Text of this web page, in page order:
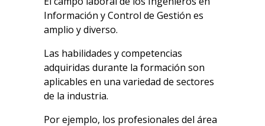
Información y Control de Gestión es
amplio y diverso.
Las habilidades y competencias
adquiridas durante la formación son
aplicables en una variedad de sectores
de la industria.
Por ejemplo, los profesionales del área